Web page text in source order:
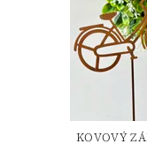
KOVOVÝ